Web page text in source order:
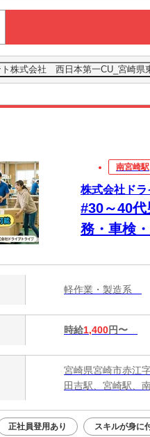
ト株式会社 西日本第一CU_宮崎県
南宮崎駅
株式会社ド
#30～40
務・車検
軽作業・製造系
時給1,400円〜
宮崎県宮崎市赤江
田吉駅、宮崎駅、
正社員登用あり スキルが身に